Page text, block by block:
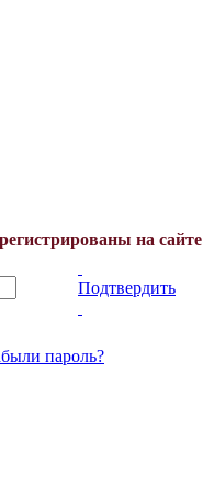
на сайте
Подтвердить
пароль?